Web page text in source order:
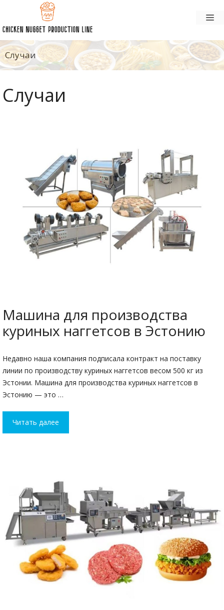
содержанию
Случаи
Случаи
Машина для производства
куриных наггетсов в Эстонию
Недавно наша компания подписала контракт на поставку
линии по производству куриных наггетсов весом 500 кг из
Эстонии. Машина для производства куриных наггетсов в
Эстонию — это …
Читать далее